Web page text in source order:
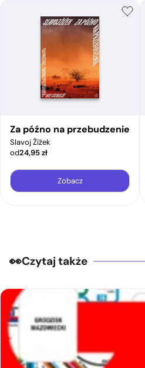
Za późno na przebudzenie
Slavoj Žižek
od24,95zł
Zobacz
Czytaj także